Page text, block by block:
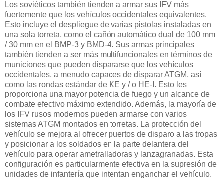
Los soviéticos también tienden a armar sus IFV más
fuertemente que los vehículos occidentales equivalentes.
Esto incluye el despliegue de varias pistolas instaladas en
una sola torreta, como el cañón automático dual de 100 mm
/ 30 mm en el BMP-3 y BMD-4. Sus armas principales
también tienden a ser más multifuncionales en términos de
municiones que pueden dispararse que los vehículos
occidentales, a menudo capaces de disparar ATGM, así
como las rondas estándar de KE y / o HE-I. Esto les
proporciona una mayor potencia de fuego y un alcance de
combate efectivo máximo extendido. Además, la mayoría de
los IFV rusos modernos pueden armarse con varios
sistemas ATGM montados en torretas. La protección del
vehículo se mejora al ofrecer puertos de disparo a las tropas
y posicionar a los soldados en la parte delantera del
vehículo para operar ametralladoras y lanzagranadas. Esta
configuración es particularmente efectiva en la supresión de
unidades de infantería que intentan enganchar el vehículo.